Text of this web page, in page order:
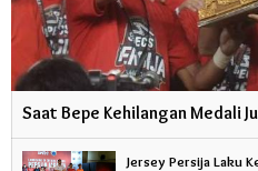
Saat Bepe Kehilangan Medali
Jersey Persija Laku